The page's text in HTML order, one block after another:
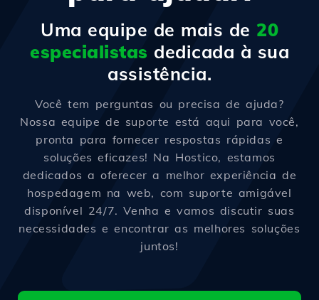
Uma equipe de mais de 20
especialistas dedicada à sua
assistência.
Você tem perguntas ou precisa de ajuda?
Nossa equipe de suporte está aqui para você,
pronta para fornecer respostas rápidas e
soluções eficazes! Na Hostico, estamos
dedicados a oferecer a melhor experiência de
hospedagem na web, com suporte amigável
disponível 24/7. Venha e vamos discutir suas
necessidades e encontrar as melhores soluções
juntos!